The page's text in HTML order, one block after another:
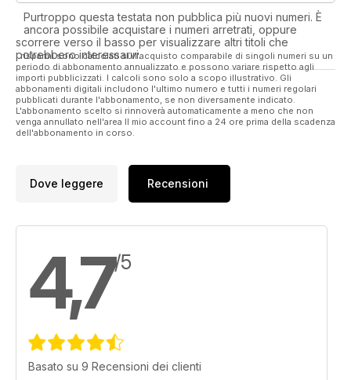
Purtroppo questa testata non pubblica più nuovi numeri. È
ancora possibile acquistare i numeri arretrati, oppure
scorrere verso il basso per visualizzare altri titoli che
potrebbero interessarvi.
I risparmi sono calcolati sull'acquisto comparabile di singoli numeri su un
periodo di abbonamento annualizzato e possono variare rispetto agli
importi pubblicizzati. I calcoli sono solo a scopo illustrativo. Gli
abbonamenti digitali includono l'ultimo numero e tutti i numeri regolari
pubblicati durante l'abbonamento, se non diversamente indicato.
L'abbonamento scelto si rinnoverà automaticamente a meno che non
venga annullato nell'area Il mio account fino a 24 ore prima della scadenza
dell'abbonamento in corso.
Dove leggere Recensioni
4,7/5
Basato su 9 Recensioni dei clienti